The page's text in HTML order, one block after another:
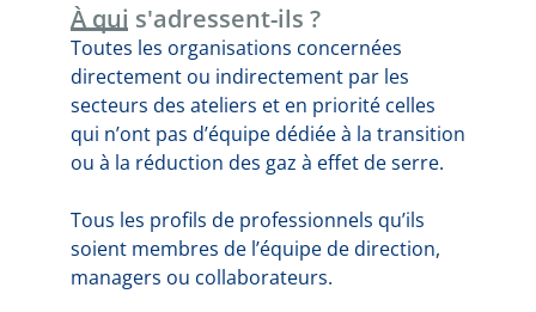
À qui s'adressent-ils ?
Toutes les organisations concernées
directement ou indirectement par les
secteurs des ateliers et en priorité celles
qui n’ont pas d’équipe dédiée à la transition
ou à la réduction des gaz à effet de serre.
Tous les profils de professionnels qu’ils
soient membres de l’équipe de direction,
managers ou collaborateurs.